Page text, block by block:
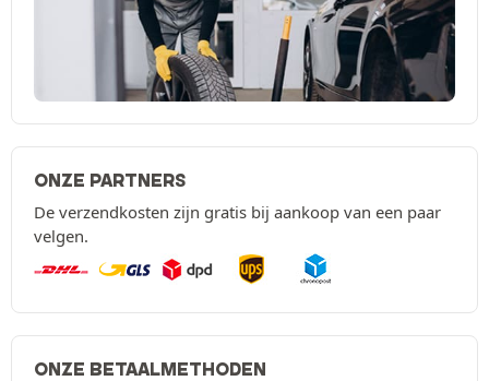
ONZE PARTNERS
De verzendkosten zijn gratis bij aankoop van een paar
velgen.
ONZE BETAALMETHODEN